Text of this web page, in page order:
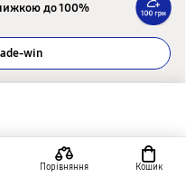
до 100%
win
Підібрати
Порівняння Кошик